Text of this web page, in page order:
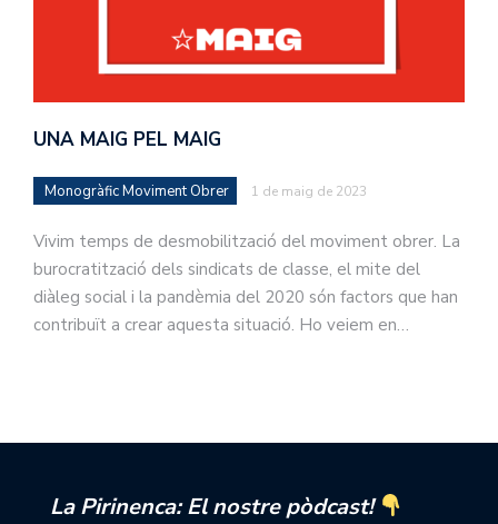
UNA MAIG PEL MAIG
Monogràfic Moviment Obrer 1 de maig de 2023
Vivim temps de desmobilització del moviment obrer. La
burocratització dels sindicats de classe, el mite del
diàleg social i la pandèmia del 2020 són factors que han
contribuït a crear aquesta situació. Ho veiem en…
La Pirinenca: El nostre pòdcast!